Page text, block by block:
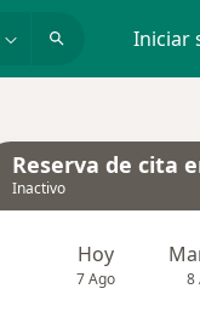
Iniciar
Reserva de cita
Inactivo
Hoy
7 Ago 8